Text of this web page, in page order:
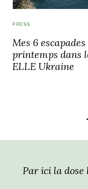
PRESS
Mes 6 escapades
printemps dans
ELLE Ukraine
Par ici la dose